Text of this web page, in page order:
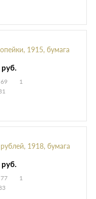
1915, бумага
руб.
69
1
1918, бумага
руб.
77
1